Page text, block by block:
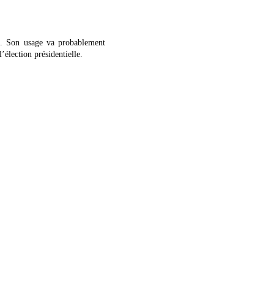
usage va probablement
présidentielle.